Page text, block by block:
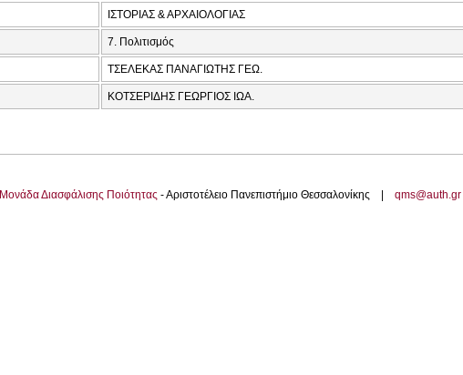
ΙΣΤΟΡΙΑΣ & ΑΡΧΑΙΟΛΟΓΙΑΣ
7. Πολιτισμός
ΤΣΕΛΕΚΑΣ ΠΑΝΑΓΙΩΤΗΣ ΓΕΩ.
ΚΟΤΣΕΡΙΔΗΣ ΓΕΩΡΓΙΟΣ ΙΩΑ.
Μονάδα Διασφάλισης Ποιότητας - Αριστοτέλειο Πανεπιστήμιο Θεσσαλονίκης | qms@auth.gr